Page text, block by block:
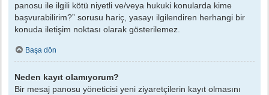
panosu ile ilgili kötü niyetli ve/veya hukuki konularda kime
başvurabilirim?” sorusu hariç, yasayı ilgilendiren herhangi bir
konuda iletişim noktası olarak gösterilemez.
Başa dön
Neden kayıt olamıyorum?
Bir mesaj panosu yöneticisi yeni ziyaretçilerin kayıt olmasını